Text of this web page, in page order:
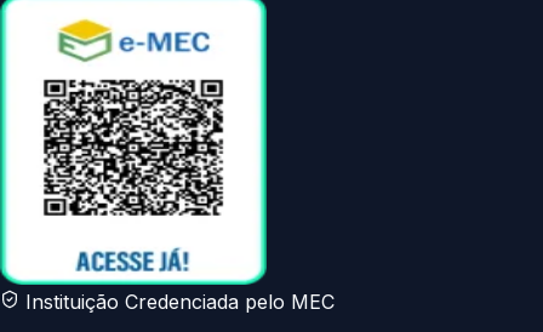
Instituição Credenciada pelo MEC